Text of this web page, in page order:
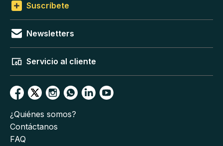
Suscríbete
Newsletters
Servicio al cliente
¿Quiénes somos?
Contáctanos
FAQ